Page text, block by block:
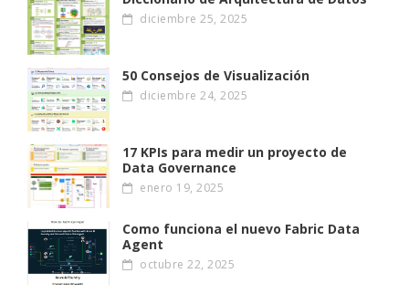
diciembre 25, 2025
50 Consejos de Visualización
diciembre 24, 2025
17 KPIs para medir un proyecto de
Data Governance
enero 19, 2025
Como funciona el nuevo Fabric Data
Agent
octubre 22, 2025